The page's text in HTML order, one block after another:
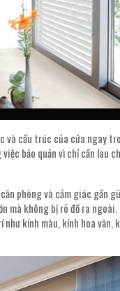
và cấu trúc của cửa ngay
bảo quản vì chỉ cần lau
phòng và cảm giác gần
mà không bị rõ đố ra ngoài.
kính màu, kính hoa văn,